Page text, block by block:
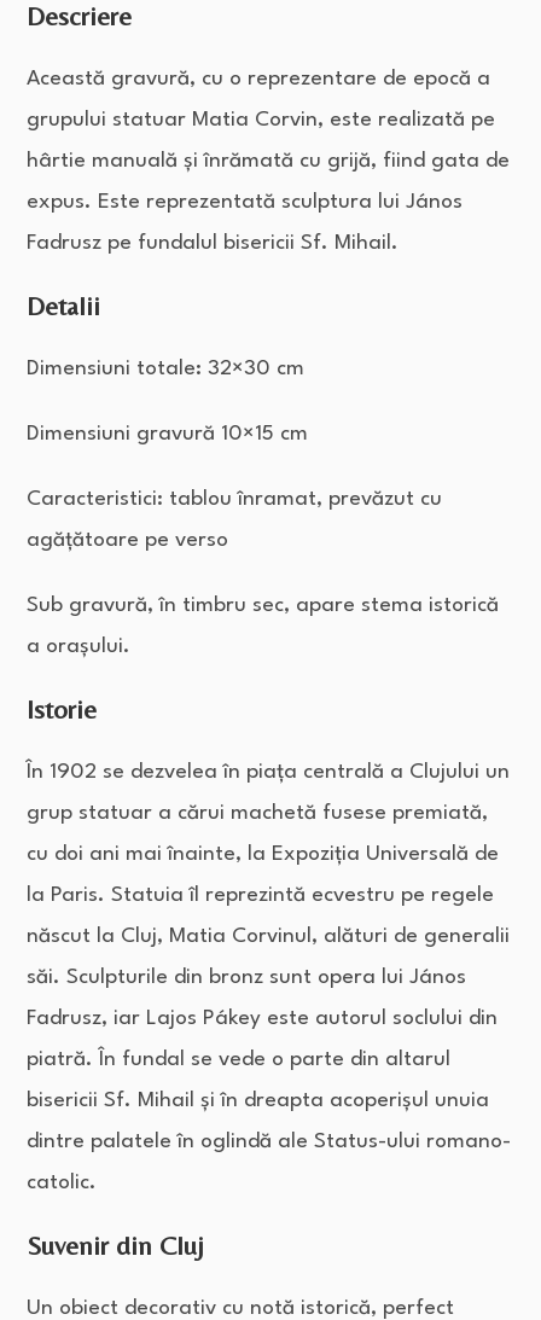
Descriere
Această gravură, cu o reprezentare de epocă a
grupului statuar Matia Corvin, este realizată pe
hârtie manuală și înrămată cu grijă, fiind gata de
expus. Este reprezentată sculptura lui János
Fadrusz pe fundalul bisericii Sf. Mihail.
Detalii
Dimensiuni totale: 32×30 cm
Dimensiuni gravură 10×15 cm
Caracteristici: tablou înramat, prevăzut cu
agățătoare pe verso
Sub gravură, în timbru sec, apare stema istorică
a orașului.
Istorie
În 1902 se dezvelea în piața centrală a Clujului un
grup statuar a cărui machetă fusese premiată,
cu doi ani mai înainte, la Expoziția Universală de
la Paris. Statuia îl reprezintă ecvestru pe regele
născut la Cluj, Matia Corvinul, alături de generalii
săi. Sculpturile din bronz sunt opera lui János
Fadrusz, iar Lajos Pákey este autorul soclului din
piatră. În fundal se vede o parte din altarul
bisericii Sf. Mihail și în dreapta acoperișul unuia
dintre palatele în oglindă ale Status-ului romano-
catolic.
Suvenir din Cluj
Un obiect decorativ cu notă istorică, perfect